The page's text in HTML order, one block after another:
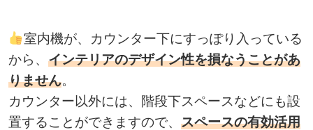
室内機が、カウンター下にすっぽり入っている
から、 インテリアのデザイン性を損なうことがあ
りません。
カウンター以外には、階段下スペースなどにも設
置することができますので、 スペースの有効活用